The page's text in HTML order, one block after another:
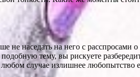
не наседать на него с
подобную тему, вы рискуете
случае излишнее любопытство